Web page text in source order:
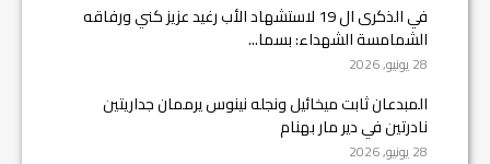
في الذكرى ال 19 لاستشهاد الأب رغيد عزيز كني ورفاقه
الشمامسة الشهداء: بسما...
28 يونيو, 2026
المبدعان ثابت ميخائيل ونجله نينوس يرممان جداريتين
نادرتين في دير مار بهنام
28 يونيو, 2026